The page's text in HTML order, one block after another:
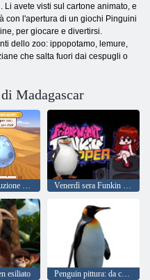
avete visti sul cartone animato, e
con l'apertura di un giochi Pinguini
per giocare e divertirsi.
dello zoo: ippopotamo, lemure,
che salta fuori dai cespugli o
Madagascar
esiliato Penguin pittura: da colorare per bambini